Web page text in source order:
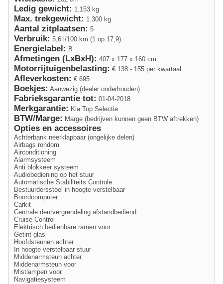
Ledig gewicht: 1.153 kg
Max. trekgewicht: 1.300 kg
Aantal zitplaatsen: 5
Verbruik: 5,6 l/100 km (1 op 17,9)
Energielabel: B
Afmetingen (LxBxH): 407 x 177 x 160 cm
Motorrijtuigenbelasting: € 138 - 155 per kwartaal
Afleverkosten: € 695
Boekjes: Aanwezig (dealer onderhouden)
Fabrieksgarantie tot: 01-04-2018
Merkgarantie: Kia Top Selectie
BTW/Marge: Marge (bedrijven kunnen geen BTW aftrekken)
Opties en accessoires
Achterbank neerklapbaar (ongelijke delen)
Airbags rondom
Airconditioning
Alarmsysteem
Anti blokkeer systeem
Audiobediening op het stuur
Automatische Stabiliteits Controle
Bestuurdersstoel in hoogte verstelbaar
Boordcomputer
Carkit
Centrale deurvergrendeling afstandbediend
Cruise Control
Elektrisch bedienbare ramen voor
Getint glas
Hoofdsteunen achter
In hoogte verstelbaar stuur
Middenarmsteun achter
Middenarmsteun voor
Mistlampen voor
Navigatiesysteem